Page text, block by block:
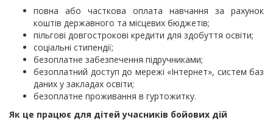
повна або часткова оплата навчання за рахунок
коштів державного та місцевих бюджетів;
пільгові довгострокові кредити для здобуття освіти;
соціальні стипендії;
безоплатне забезпечення підручниками;
безоплатний доступ до мережі «Інтернет», систем баз
даних у закладах освіти;
безоплатне проживання в гуртожитку.
Як це працює для дітей учасників бойових дій